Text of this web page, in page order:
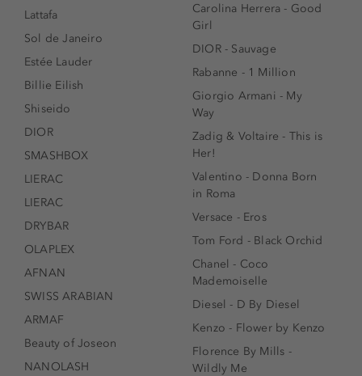
Lattafa
Sol de Janeiro
Estée Lauder
Billie Eilish
Shiseido
DIOR
SMASHBOX
LIERAC
LIERAC
DRYBAR
OLAPLEX
AFNAN
SWISS ARABIAN
ARMAF
Beauty of Joseon
NANOLASH
Carolina Herrera - Good
Girl
DIOR - Sauvage
Rabanne - 1 Million
Giorgio Armani - My
Way
Zadig & Voltaire - This is
Her!
Valentino - Donna Born
in Roma
Versace - Eros
Tom Ford - Black Orchid
Chanel - Coco
Mademoiselle
Diesel - D By Diesel
Kenzo - Flower by Kenzo
Florence By Mills -
Wildly Me